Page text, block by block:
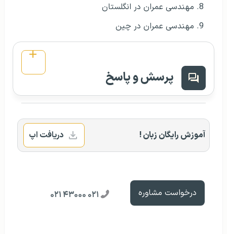
مهندسی عمران در انگلستان
مهندسی عمران در چین
پرسش و پاسخ
آموزش رایگان زبان ! دریافت اپ
درخواست مشاوره ۰۲۱ ۴۳۰۰۰ ۰۲۱